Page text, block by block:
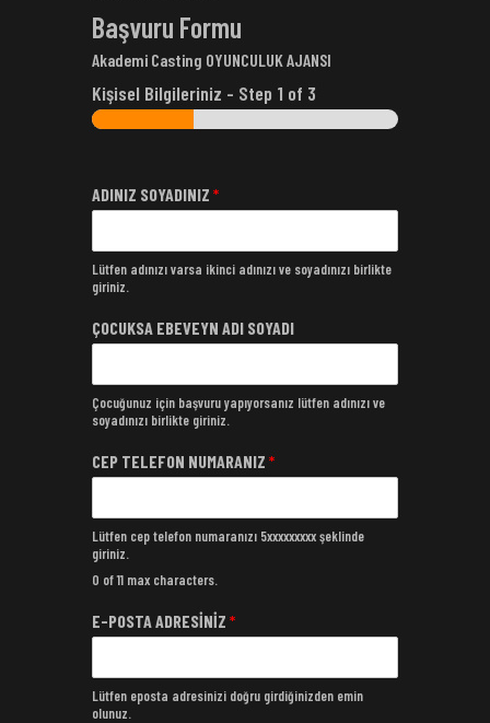
Başvuru Formu
Akademi Casting OYUNCULUK AJANSI
Kişisel Bilgileriniz - Step 1 of 3
ADINIZ SOYADINIZ *
Lütfen adınızı varsa ikinci adınızı ve soyadınızı birlikte
giriniz.
ÇOCUKSA EBEVEYN ADI SOYADI
Çocuğunuz için başvuru yapıyorsanız lütfen adınızı ve
soyadınızı birlikte giriniz.
CEP TELEFON NUMARANIZ *
Lütfen cep telefon numaranızı 5xxxxxxxxx şeklinde
giriniz.
0 of 11 max characters.
E-POSTA ADRESİNİZ *
Lütfen eposta adresinizi doğru girdiğinizden emin
olunuz.